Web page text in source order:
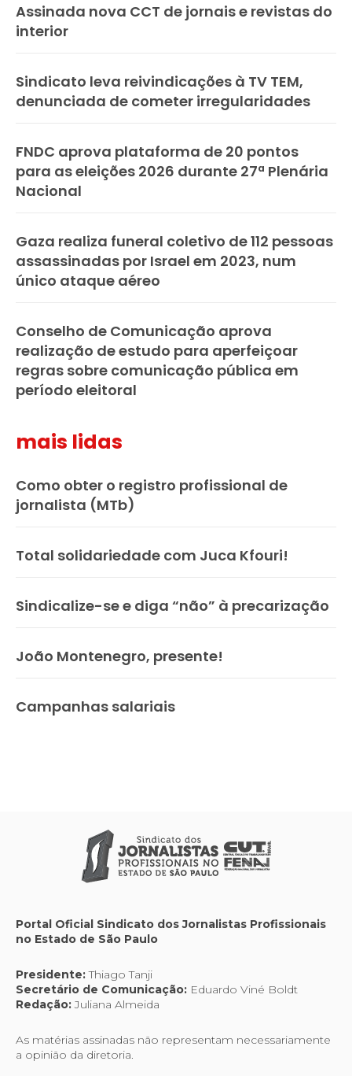
Assinada nova CCT de jornais e revistas do
interior
Sindicato leva reivindicações à TV TEM,
denunciada de cometer irregularidades
FNDC aprova plataforma de 20 pontos
para as eleições 2026 durante 27ª Plenária
Nacional
Gaza realiza funeral coletivo de 112 pessoas
assassinadas por Israel em 2023, num
único ataque aéreo
Conselho de Comunicação aprova
realização de estudo para aperfeiçoar
regras sobre comunicação pública em
período eleitoral
mais lidas
Como obter o registro profissional de
jornalista (MTb)
Total solidariedade com Juca Kfouri!
Sindicalize-se e diga “não” à precarização
João Montenegro, presente!
Campanhas salariais
Portal Oficial Sindicato dos Jornalistas Profissionais
no Estado de São Paulo
Presidente:Thiago Tanji
Secretário de Comunicação: Eduardo Viné Boldt
Redação:Juliana Almeida
As matérias assinadas não representam necessariamente
a opinião da diretoria.